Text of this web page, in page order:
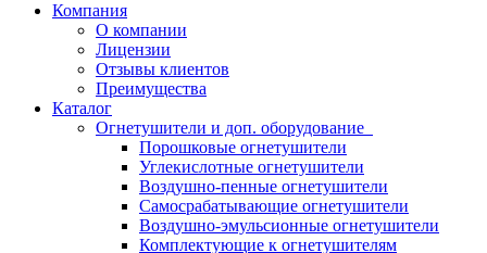
Компания
О компании
Лицензии
Отзывы клиентов
Преимущества
Каталог
Огнетушители и доп. оборудование
Порошковые огнетушители
Углекислотные огнетушители
Воздушно-пенные огнетушители
Самосрабатывающие огнетушители
Воздушно-эмульсионные огнетушители
Комплектующие к огнетушителям